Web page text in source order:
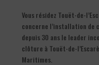
Vous résidez Touët-de-
concerne l’installation
depuis 30 ans le leader
clôture à Touët-de-
Maritimes.